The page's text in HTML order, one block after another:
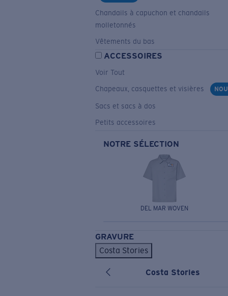
Chandails à capuchon et chandails
molletonnés
Vêtements du bas
ACCESSOIRES
Voir Tout
Chapeaux, casquettes et visières
Sacs et sacs à dos
Petits accessoires
NOTRE SÉLECTION
DEL MAR WOVEN
GRAVURE
Costa Stories
Costa Stories